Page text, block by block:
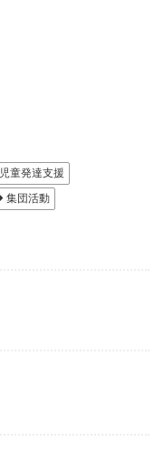
児童発達支援
集団活動